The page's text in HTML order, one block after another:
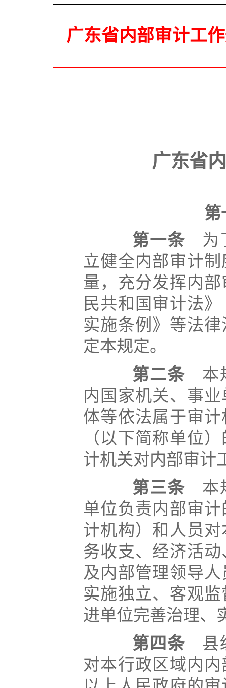
广东省内部审计工
广东省
第一条 为
立健全内部审计
量，充分发挥内
民共和国审计法
实施条例》等法
定本规定。
第二条 本
内国家机关、事
体等依法属于审
（以下简称单位
计机关对内部审计
第三条 本
单位负责内部审
计机构）和人员
务收支、经济活
及内部管理领导
实施独立、客观
进单位完善治理、
第四条 县
对本行政区域内